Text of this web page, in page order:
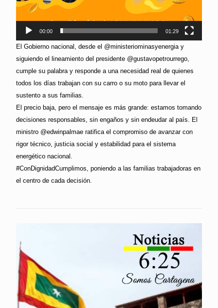
00:00 01:29
El Gobierno nacional, desde el @ministeriominasyenergia y
siguiendo el lineamiento del presidente @gustavopetrourrego,
cumple su palabra y responde a una necesidad real de quienes
todos los días trabajan con su carro o su moto para llevar el
sustento a sus familias.
El precio baja, pero el mensaje es más grande: estamos tomando
decisiones responsables, sin engaños y sin endeudar al país. El
ministro @edwinpalmae ratifica el compromiso de avanzar con
rigor técnico, justicia social y estabilidad para el sistema
energético nacional.
#ConDignidadCumplimos, poniendo a las familias trabajadoras en
el centro de cada decisión.